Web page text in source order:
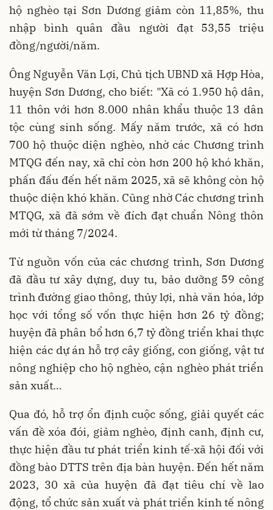
hộ nghèo tại Sơn Dương giảm còn 11,85%, thu
nhập bình quân đầu người đạt 53,55 triệu
đồng/người/năm.
Ông Nguyễn Văn Lợi, Chủ tịch UBND xã Hợp Hòa,
huyện Sơn Dương, cho biết: "Xã có 1.950 hộ dân,
11 thôn với hơn 8.000 nhân khẩu thuộc 13 dân
tộc cùng sinh sống. Mấy năm trước, xã có hơn
700 hộ thuộc diện nghèo, nhờ các Chương trình
MTQG đến nay, xã chỉ còn hơn 200 hộ khó khăn,
phấn đấu đến hết năm 2025, xã sẽ không còn hộ
thuộc diện khó khăn. Cũng nhờ Các chương trình
MTQG, xã đã sớm về đích đạt chuẩn Nông thôn
mới từ tháng 7/2024.
Từ nguồn vốn của các chương trình, Sơn Dương
đã đầu tư xây dựng, duy tu, bảo dưỡng 59 công
trình đường giao thông, thủy lợi, nhà văn hóa, lớp
học với tổng số vốn thực hiện hơn 26 tỷ đồng;
huyện đã phân bổ hơn 6,7 tỷ đồng triển khai thực
hiện các dự án hỗ trợ cây giống, con giống, vật tư
nông nghiệp cho hộ nghèo, cận nghèo phát triển
sản xuất…
Qua đó, hỗ trợ ổn định cuộc sống, giải quyết các
vấn đề xóa đói, giảm nghèo, định canh, định cư,
thực hiện đầu tư phát triển kinh tế-xã hội đối với
đồng bào DTTS trên địa bàn huyện. Đến hết năm
2023, 30 xã của huyện đã đạt tiêu chí về lao
động, tổ chức sản xuất và phát triển kinh tế nông